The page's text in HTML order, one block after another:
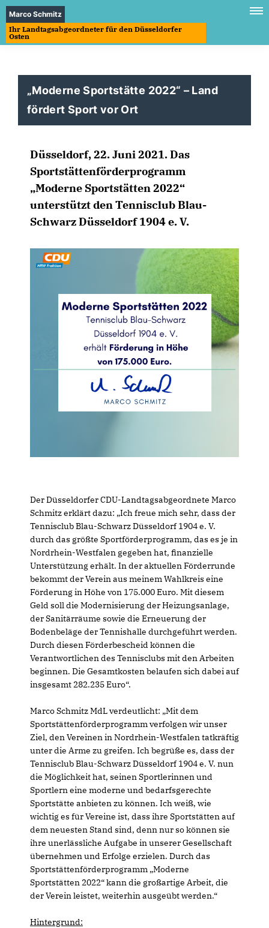
Marco Schmitz
Ihr Landtagsabgeordneter für den Düsseldorfer
Osten
Moderne Sportstätte 2022“ – Land
fördert Sport vor Ort
Düsseldorf, 22. Juni 2021. Das
Sportstättenförderprogramm
Moderne Sportstätten 2022“
unterstützt den Tennisclub Blau-
Schwarz Düsseldorf 1904 e. V.
Der Düsseldorfer CDU-Landtagsabgeordnete Marco
Schmitz erklärt dazu: „Ich freue mich sehr, dass der
Tennisclub Blau-Schwarz Düsseldorf 1904 e. V.
durch das größte Sportförderprogramm, das es je in
Nordrhein-Westfalen gegeben hat, finanzielle
Unterstützung erhält. In der aktuellen Förderrunde
bekommt der Verein aus meinem Wahlkreis eine
Förderung in Höhe von 175.000 Euro. Mit diesem
Geld soll die Modernisierung der Heizungsanlage,
der Sanitärräume sowie die Erneuerung der
Bodenbeläge der Tennishalle durchgeführt werden.
Durch diesen Förderbescheid können die
Verantwortlichen des Tennisclubs mit den Arbeiten
beginnen. Die Gesamtkosten belaufen sich dabei auf
insgesamt 282.235 Euro“.
Marco Schmitz MdL verdeutlicht: „Mit dem
Sportstättenförderprogramm verfolgen wir unser
Ziel, den Vereinen in Nordrhein-Westfalen tatkräftig
unter die Arme zu greifen. Ich begrüße es, dass der
Tennisclub Blau-Schwarz Düsseldorf 1904 e. V. nun
die Möglichkeit hat, seinen Sportlerinnen und
Sportlern eine moderne und bedarfsgerechte
Sportstätte anbieten zu können. Ich weiß, wie
wichtig es für Vereine ist, dass ihre Sportstätten auf
dem neuesten Stand sind, denn nur so können sie
ihre unerlässliche Aufgabe in unserer Gesellschaft
übernehmen und Erfolge erzielen. Durch das
Sportstättenförderprogramm „Moderne
Sportstätten 2022“ kann die großartige Arbeit, die
der Verein leistet, weiterhin ausgeübt werden.“
Hintergrund: